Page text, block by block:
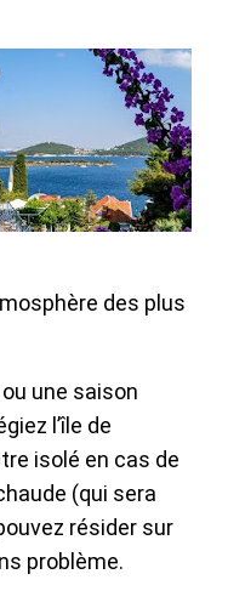
des plus
ou une saison
l’île de
isolé en cas de
(qui sera
résider sur
problème.